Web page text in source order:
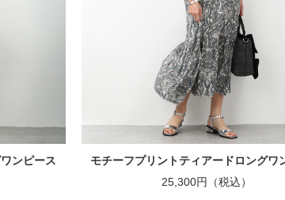
ンピース
モチーフプリントティアードロングワ
25,300円（税込）